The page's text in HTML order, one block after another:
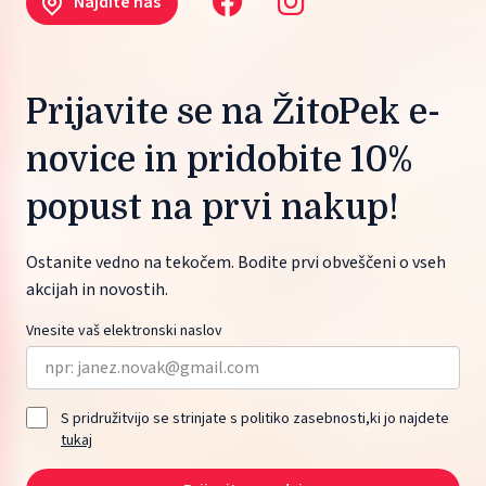
Prijavite se na ŽitoPek e-
novice in pridobite 10%
popust na prvi nakup!
Ostanite vedno na tekočem. Bodite prvi obveščeni o vseh
akcijah in novostih.
Vnesite vaš elektronski naslov
S pridružitvijo se strinjate s politiko zasebnosti,ki jo najdete
tukaj